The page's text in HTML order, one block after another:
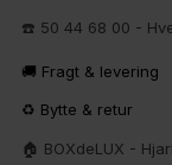
☎️ 50 44 68 00 -
🚚 Fragt & levering
♻️ Bytte & retur
🏠 BOXdeLUX -